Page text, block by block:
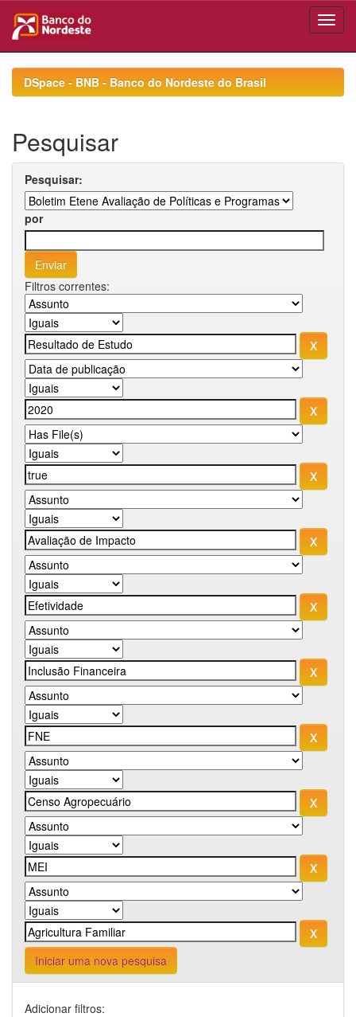
navigationDSpace - BNB - Banco do Nordeste do Brasil
Pesquisar
Pesquisar:
por
Filtros correntes:
Iniciar uma nova pesquisa
Adicionar filtros: